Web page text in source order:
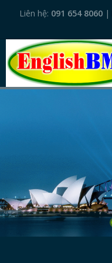
Liên hệ: 091 654 8060|